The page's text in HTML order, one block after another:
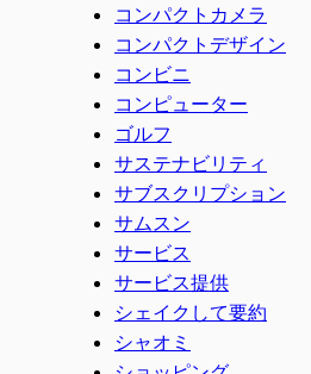
コンパクトカメラ
コンパクトデザイン
コンビニ
コンピューター
ゴルフ
サステナビリティ
サブスクリプション
サムスン
サービス
サービス提供
シェイクして要約
シャオミ